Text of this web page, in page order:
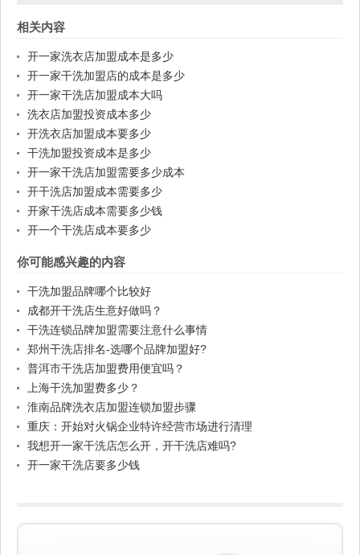
相关内容
开一家洗衣店加盟成本是多少
开一家干洗加盟店的成本是多少
开一家干洗店加盟成本大吗
洗衣店加盟投资成本多少
开洗衣店加盟成本要多少
干洗加盟投资成本是多少
开一家干洗店加盟需要多少成本
开干洗店加盟成本需要多少
开家干洗店成本需要多少钱
开一个干洗店成本要多少
你可能感兴趣的内容
干洗加盟品牌哪个比较好
成都开干洗店生意好做吗？
干洗连锁品牌加盟需要注意什么事情
郑州干洗店排名-选哪个品牌加盟好?
普洱市干洗店加盟费用便宜吗？
上海干洗加盟费多少？
淮南品牌洗衣店加盟连锁加盟步骤
重庆：开始对火锅企业特许经营市场进行清理
我想开一家干洗店怎么开，开干洗店难吗?
开一家干洗店要多少钱